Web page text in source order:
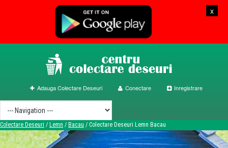
x
Adauga Colectare Deseuri Conectare Inregistrare
Colectare Deseuri / Lemn / Bacau / Colectare Deseuri Lemn Bacau